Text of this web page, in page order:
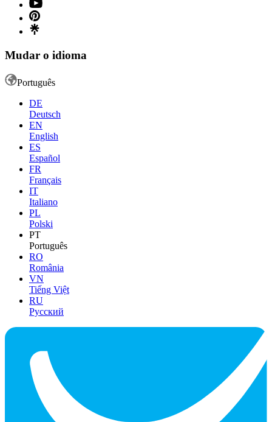
Mudar o idioma
Português
DE
Deutsch
EN
English
ES
Español
FR
Français
IT
Italiano
PL
Polski
PT
Português
RO
România
VN
Tiếng Việt
RU
Русский